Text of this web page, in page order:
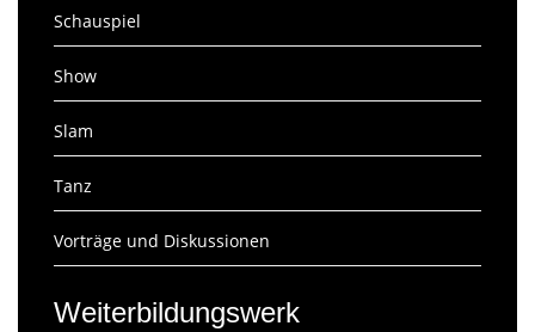
Schauspiel
Show
Slam
Tanz
Vorträge und Diskussionen
Weiterbildungswerk